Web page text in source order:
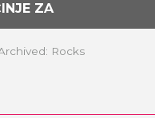
ZA
Rocks